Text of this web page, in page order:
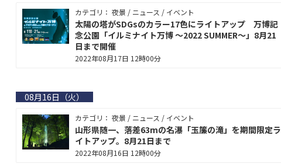
カテゴリ： 夜景 / ニュース / イベント
太陽の塔がSDGsのカラー17色にライトアップ 万博記
念公園「イルミナイト万博 ～2022 SUMMER～」8月21
日まで開催
2022年08月17日 12時00分
08月16日（火）
カテゴリ： 夜景 / ニュース / イベント
山形県随一、落差63mの名瀑「玉簾の滝」を期間限定ラ
イトアップ。8月21日まで
2022年08月16日 12時00分